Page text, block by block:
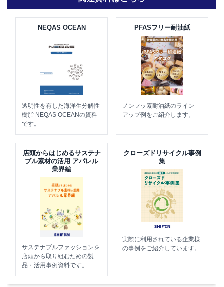
NEQAS OCEAN
透明性を有した海洋生分解性
樹脂 NEQAS OCEANの資料
です。
PFASフリー耐油紙
ノンフッ素耐油紙のライン
アップ例をご紹介します。
店頭からはじめるサステナ
ブル素材の活用 アパレル
業界編
サステナブルファッションを
店頭から取り組むための製
品・活用事例資料です。
クローズドリサイクル事例
集
実際に利用されている企業様
の事例をご紹介しています。